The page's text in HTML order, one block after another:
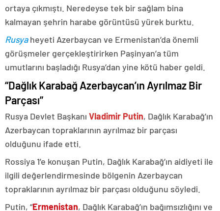
ortaya çıkmıştı. Neredeyse tek bir sağlam bina
kalmayan şehrin harabe görüntüsü yürek burktu.
Rusyaheyeti Azerbaycan ve Ermenistan’da önemli
görüşmeler gerçekleştirirken Paşinyan’a tüm
umutlarını başladığı Rusya’dan yine kötü haber geldi.
“Dağlık Karabağ Azerbaycan’ın Ayrılmaz Bir
Parçası”
Rusya Devlet Başkanı Vladimir Putin, Dağlık Karabağ’ın
Azerbaycan topraklarının ayrılmaz bir parçası
olduğunu ifade etti.
Rossiya 1’e konuşan Putin, Dağlık Karabağ’ın aidiyeti ile
ilgili değerlendirmesinde bölgenin Azerbaycan
topraklarının ayrılmaz bir parçası olduğunu söyledi.
Putin, “Ermenistan, Dağlık Karabağ’ın bağımsızlığını ve